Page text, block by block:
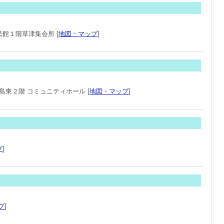
館１階草津集会所 [地図・マップ]
東２階 コミュニティホール [地図・マップ]
]
]